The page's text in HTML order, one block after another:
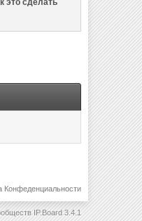
это сделать
Конфеденциальности
IP.Board 3.4.1